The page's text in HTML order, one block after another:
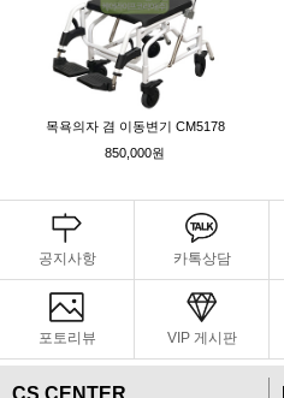
목욕의자 겸 이동변기 CM5178
850,000원
공지사항 카톡상담
포토리뷰 VIP 게시판
CS CENTER